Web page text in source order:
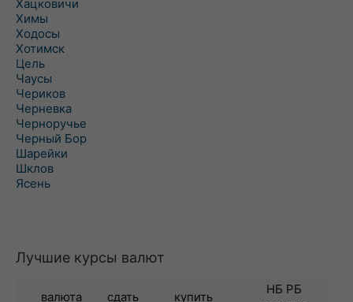
Хацковичи
Химы
Ходосы
Хотимск
Цель
Чаусы
Чериков
Черневка
Черноручье
Черный Бор
Шарейки
Шклов
Ясень
Лучшие курсы валют
валюта сдать купить
НБ РБ